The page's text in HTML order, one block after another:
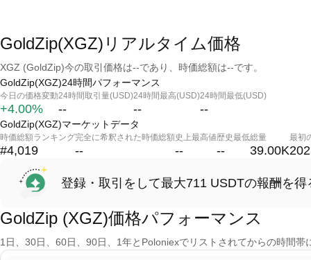
GoldZip(XGZ)リアルタイム価格
XGZ (GoldZip)今の取引価格は--であり、時価総額は--です。
GoldZip(XGZ)24時間パフォーマンス
今日の価格変動
+4.00%
24時間取引量(USD)
--
24時間最高(USD)
--
24時間最低(USD)
--
GoldZip(XGZ)マーケットデータ
時価総額ランキング
#4,019
完全に希釈された時価総額
--
史上最高値
--
歴史最低
--
総量
39.00K
最初
登録・取引をして最大711 USDTの報酬を得
GoldZip (XGZ)価格パフォーマンス
1日、30日、60日、90日、1年とPoloniexでリストされてからの時間